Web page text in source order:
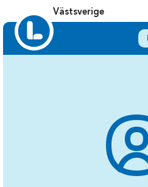
Västsverige